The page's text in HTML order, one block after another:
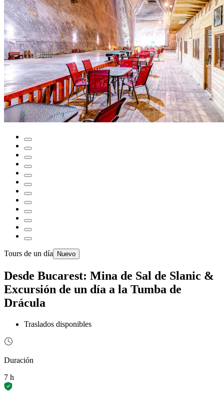
Tours de un día Nuevo
Desde Bucarest: Mina de Sal de Slanic &
Excursión de un día a la Tumba de
Drácula
Traslados disponibles
Duración
7 h